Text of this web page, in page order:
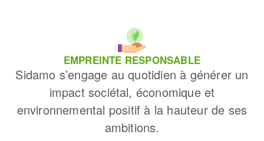
EMPREINTE RESPONSABLE
Sidamo s’engage au quotidien à générer un
impact sociétal, économique et
environnemental positif à la hauteur de ses
ambitions.